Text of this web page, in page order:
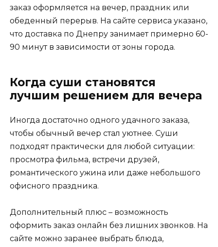
заказ оформляется на вечер, праздник или
обеденный перерыв. На сайте сервиса указано,
что доставка по Днепру занимает примерно 60-
90 минут в зависимости от зоны города.
Когда суши становятся
лучшим решением для вечера
Иногда достаточно одного удачного заказа,
чтобы обычный вечер стал уютнее. Суши
подходят практически для любой ситуации:
просмотра фильма, встречи друзей,
романтического ужина или даже небольшого
офисного праздника.
Дополнительный плюс – возможность
оформить заказ онлайн без лишних звонков. На
сайте можно заранее выбрать блюда,